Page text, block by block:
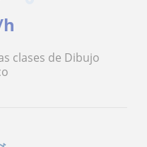
clases de Dibujo